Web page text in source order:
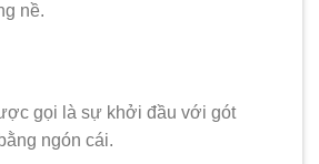
nề.
gọi là sự khởi đầu với gót
ngón cái.